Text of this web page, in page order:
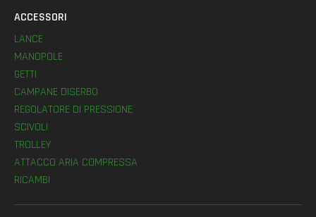
ACCESSORI
LANCE
MANOPOLE
GETTI
CAMPANE DISERBO
REGOLATORE DI PRESSIONE
SCIVOLI
TROLLEY
ATTACCO ARIA COMPRESSA
RICAMBI